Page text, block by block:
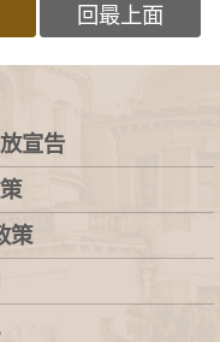
回最上面
宣告
策